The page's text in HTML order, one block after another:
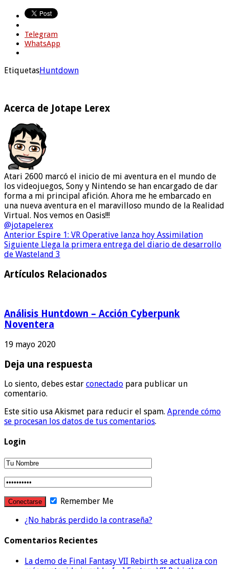
Telegram
WhatsApp
EtiquetasHuntdown
Acerca de Jotape Lerex
Atari 2600 marcó el inicio de mi aventura en el mundo de
los videojuegos, Sony y Nintendo se han encargado de dar
forma a mi principal afición. Ahora me he embarcado en
una nueva aventura en el maravilloso mundo de la Realidad
Virtual. Nos vemos en Oasis!!!
@jotapelerex
Anterior Espire 1: VR Operative lanza hoy Assimilation
Siguiente Llega la primera entrega del diario de desarrollo
de Wasteland 3
Artículos Relacionados
Análisis Huntdown – Acción Cyberpunk
Noventera
19 mayo 2020
Deja una respuesta
Lo siento, debes estar conectado para publicar un
comentario.
Este sitio usa Akismet para reducir el spam. Aprende cómo
se procesan los datos de tus comentarios.
Login
Remember Me
¿No habrás perdido la contraseña?
Comentarios Recientes
La demo de Final Fantasy VII Rebirth se actualiza con